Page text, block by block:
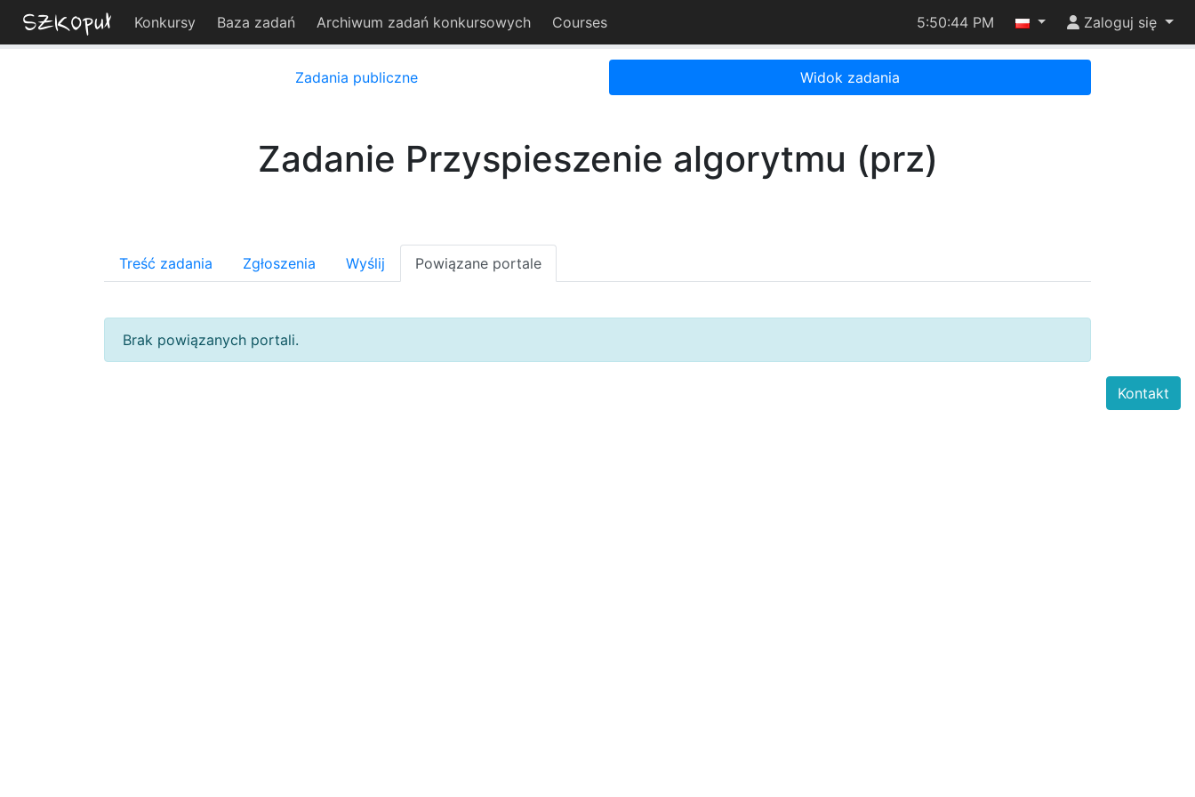
Konkursy Baza zadań Archiwum zadań konkursowych Courses 5:50:44 PM Zaloguj się
Zadania publiczne Widok zadania
Zadanie Przyspieszenie algorytmu (prz)
Treść zadania Zgłoszenia Wyślij Powiązane portale
Brak powiązanych portali.
Kontakt